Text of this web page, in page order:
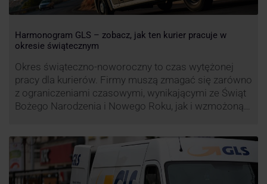
Harmonogram GLS – zobacz, jak ten kurier pracuje w
okresie świątecznym
Okres świąteczno-noworoczny to czas wytężonej
pracy dla kurierów. Firmy muszą zmagać się zarówno
z ograniczeniami czasowymi, wynikającymi ze Świąt
Bożego Narodzenia i Nowego Roku, jak i wzmożoną
firm. Zobacz harmonogram GLS na czas świąteczny!